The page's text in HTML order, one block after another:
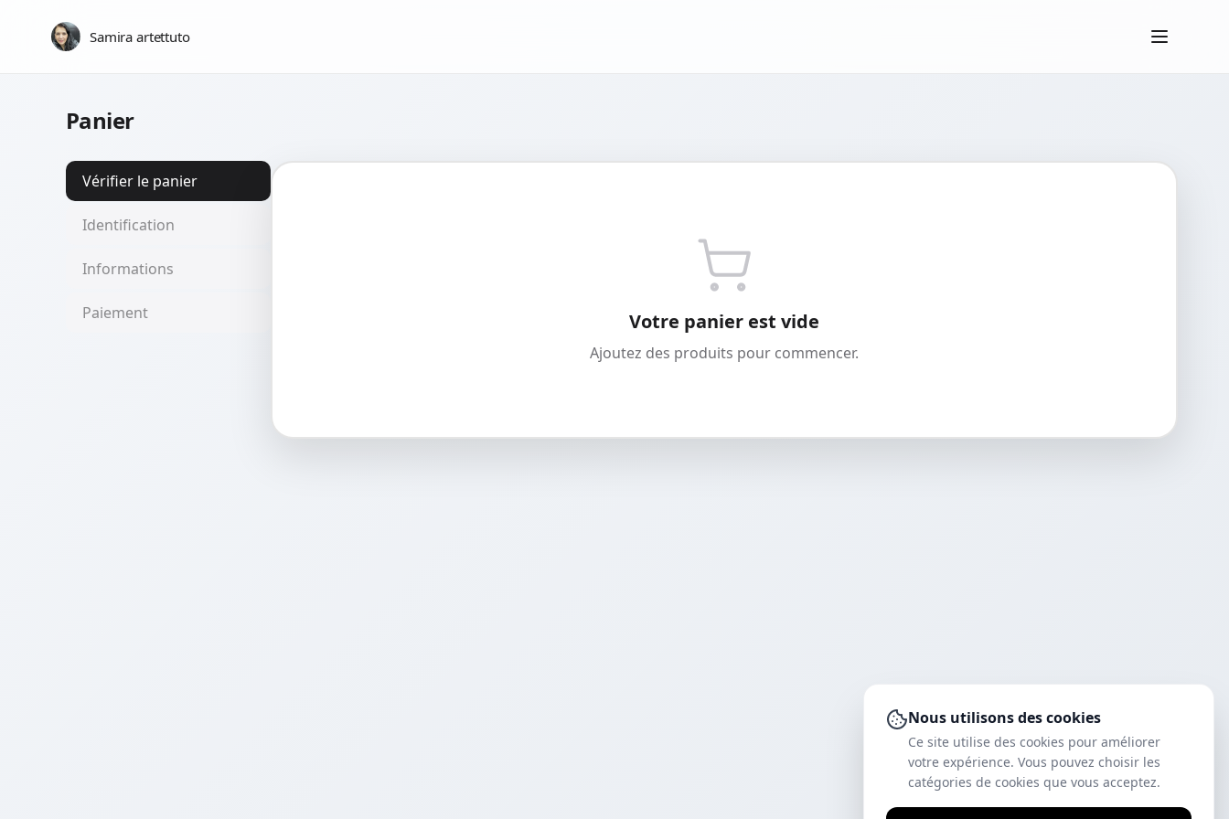
Samira artettuto
Panier
Vérifier le panier
Identification
Informations
Paiement Votre panier est vide
Ajoutez des produits pour commencer.
Nous utilisons des cookies
Ce site utilise des cookies pour améliorer
votre expérience. Vous pouvez choisir les
catégories de cookies que vous acceptez.